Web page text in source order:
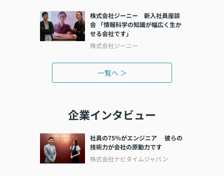
株式会社ジーニー 新入社員座談
会 「情報科学の知識が幅広く生か
せる会社です」
株式会社ジーニー
一覧へ ＞
企業インタビュー
社員の75％がエンジニア 彼らの
技術力が会社の原動力です
株式会社ナビタイムジャパン